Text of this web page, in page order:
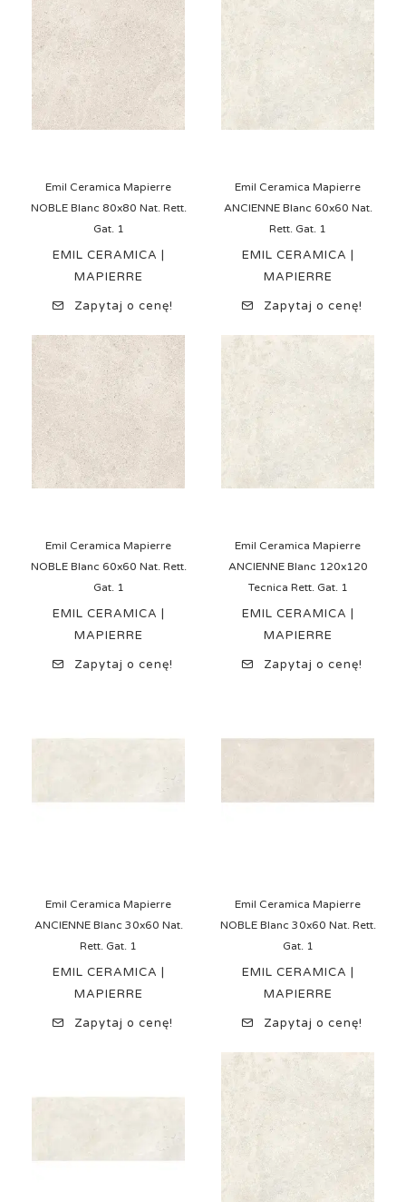
Emil Ceramica Mapierre
NOBLE Blanc 80x80 Nat. Rett.
Gat. 1
EMIL CERAMICA |
MAPIERRE
Zapytaj o cenę!
Emil Ceramica Mapierre
ANCIENNE Blanc 60x60 Nat.
Rett. Gat. 1
EMIL CERAMICA |
MAPIERRE
Zapytaj o cenę!
Emil Ceramica Mapierre
NOBLE Blanc 60x60 Nat. Rett.
Gat. 1
EMIL CERAMICA |
MAPIERRE
Zapytaj o cenę!
Emil Ceramica Mapierre
ANCIENNE Blanc 120x120
Tecnica Rett. Gat. 1
EMIL CERAMICA |
MAPIERRE
Zapytaj o cenę!
Emil Ceramica Mapierre
ANCIENNE Blanc 30x60 Nat.
Rett. Gat. 1
EMIL CERAMICA |
MAPIERRE
Zapytaj o cenę!
Emil Ceramica Mapierre
NOBLE Blanc 30x60 Nat. Rett.
Gat. 1
EMIL CERAMICA |
MAPIERRE
Zapytaj o cenę!